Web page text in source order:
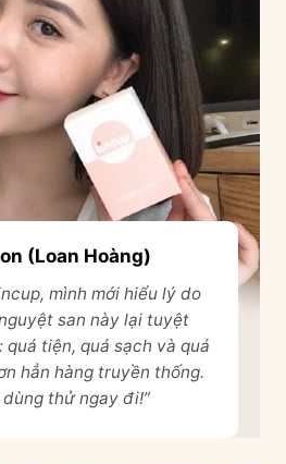
(Loan Hoàng)
mình mới hiểu lý do
san này lại tuyệt
quá tiện, quá sạch và quá
hẳn hàng truyền thống.
dùng thử ngay đi!”